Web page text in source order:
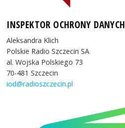
INSPEKTOR OCHRONY DANYCH
Aleksandra Klich
Polskie Radio Szczecin SA
al. Wojska Polskiego 73
70-481 Szczecin
iod@radioszczecin.pl